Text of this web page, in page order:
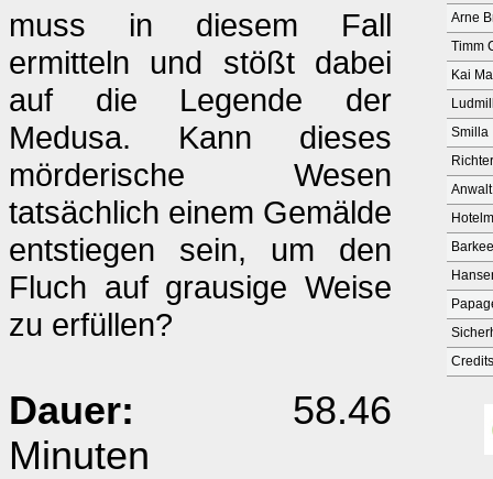
muss in diesem Fall
ermitteln und stößt dabei
auf die Legende der
Medusa. Kann dieses
mörderische Wesen
tatsächlich einem Gemälde
entstiegen sein, um den
Fluch auf grausige Weise
zu erfüllen?
Dauer: 58.46
Minuten
Arne
Timm
Kai
Smilla
Richter
Anwalt
Credits